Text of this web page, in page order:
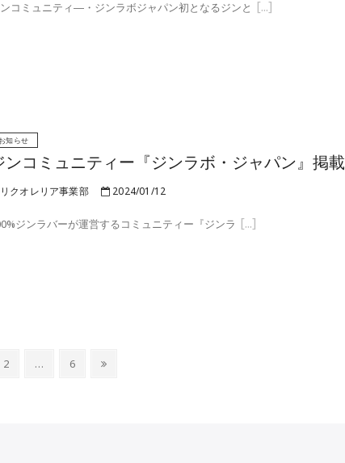
コミュニティ―・ジンラボジャパン初となるジンと
知らせ
ンコミュニティー『ジンラボ・ジャパン』掲載
クオレリア事業部 2024/01/12
ジンラバーが運営するコミュニティー『ジンラ
Page
2 … Page
6
Next